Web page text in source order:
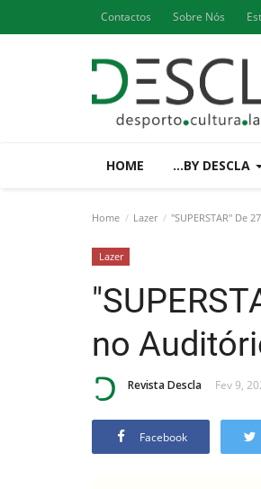
Contactos Sobre Nós
HOME ...BY DESCLA
Home Lazer "SUPERSTAR" De
Lazer
no
Revista Descla Fev 9,
Facebook